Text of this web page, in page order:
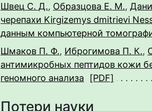
Швец С. Д., Образцова Е. М.,
черепахи Kirgizemys dmitrievi
данным компьютерной
Шмаков П. Ф., Иброгимова П. К.,
антимикробных пептидов кожи
геномного анализа
[PDF]
Потери науки